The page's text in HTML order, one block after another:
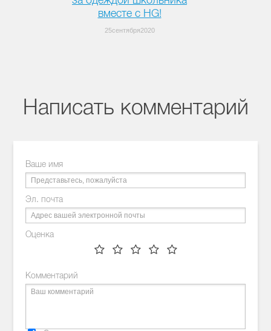
вместе с HG!
25сентября2020
Написать комментарий
Ваше имя
Эл. почта
Оценка
Комментарий